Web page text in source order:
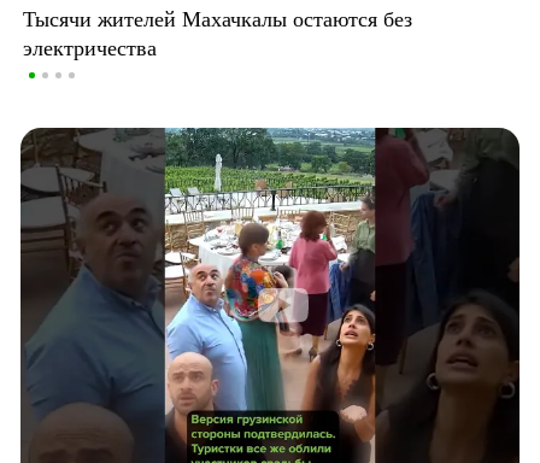
Тысячи жителей Махачкалы остаются без
электричества